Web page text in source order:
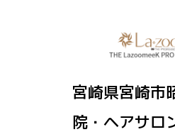
宮崎県宮崎市
院・ヘアサロ